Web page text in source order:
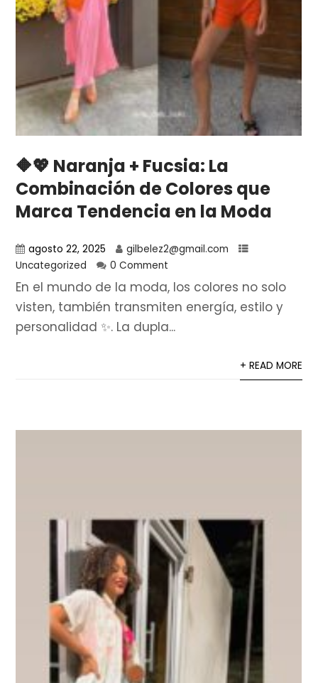
🔶💖 Naranja + Fucsia: La
Combinación de Colores que
Marca Tendencia en la Moda
agosto 22, 2025
gilbelez2@gmail.com
Uncategorized
0 Comment
En el mundo de la moda, los colores no solo
visten, también transmiten energía, estilo y
personalidad ✨. La dupla...
+ READ MORE